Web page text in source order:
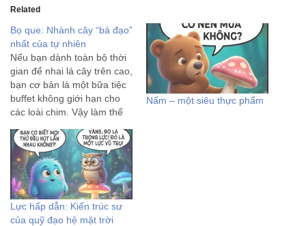
Related
Bọ que: Nhành cây “bá đạo”
nhất của tự nhiên
Nếu bạn dành toàn bộ thời
gian để nhai lá cây trên cao,
bạn cơ bản là một bữa tiệc
buffet không giới hạn cho
các loài chim. Vậy làm thế
thành bậc thầy ngụy trang
tối thượng. Chào mừng sự
xuất hiện của…
Nấm – một siêu thực phẩm
Lực hấp dẫn: Kiến trúc sư
của quỹ đạo hệ mặt trời